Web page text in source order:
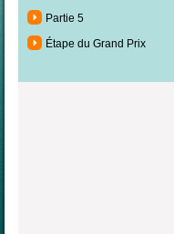
Partie 5
Étape du Grand Prix